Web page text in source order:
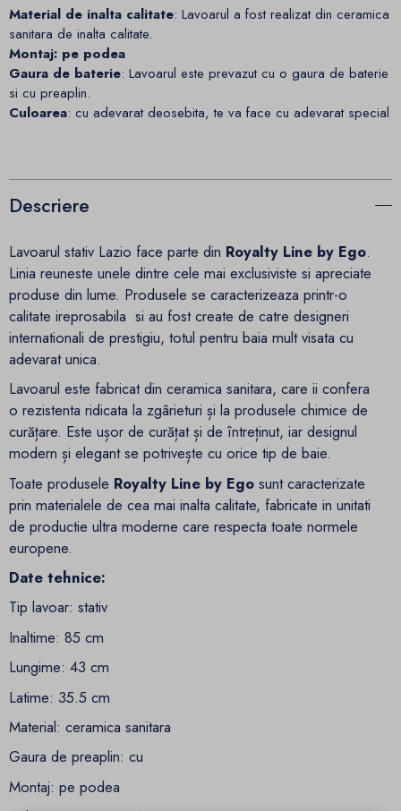
Material de inalta calitate: Lavoarul a fost realizat din ceramica
sanitara de inalta calitate.
Montaj: pe podea
Gaura de baterie: Lavoarul este prevazut cu o gaura de baterie
si cu preaplin.
Culoarea: cu adevarat deosebita, te va face cu adevarat special
Descriere
Lavoarul stativ Lazio face parte din Royalty Line by Ego.
Linia reuneste unele dintre cele mai exclusiviste si apreciate
produse din lume. Produsele se caracterizeaza printr-o
calitate ireprosabila si au fost create de catre designeri
internationali de prestigiu, totul pentru baia mult visata cu
adevarat unica.
Lavoarul este fabricat din ceramica sanitara, care ii confera
o rezistenta ridicata la zgârieturi și la produsele chimice de
curățare. Este ușor de curățat și de întreținut, iar designul
modern și elegant se potrivește cu orice tip de baie.
Toate produsele Royalty Line by Ego sunt caracterizate
prin materialele de cea mai inalta calitate, fabricate in unitati
de productie ultra moderne care respecta toate normele
europene.
Date tehnice:
Tip lavoar: stativ
Inaltime: 85 cm
Lungime: 43 cm
Latime: 35.5 cm
Material: ceramica sanitara
Gaura de preaplin: cu
Montaj: pe podea